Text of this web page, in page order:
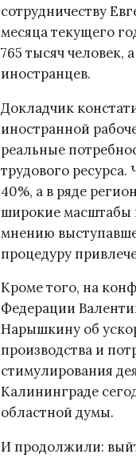
сотрудничеству
месяца текущего
765 тысяч человек,
иностранцев.
Докладчик
иностранной
реальные
трудового
40%, а в ряде
широкие масштабы
мнению
процедуру
Кроме того, на
Федерации
Нарышкину об
производства и
стимулирования
Калининграде
областной думы.
И продолжили: